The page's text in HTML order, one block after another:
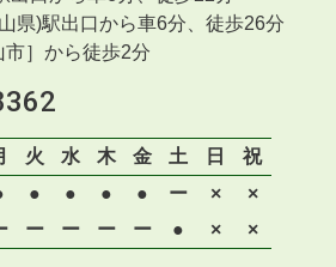
県)駅出口から車6分、徒歩26分
］から徒歩2分
火 水 木 金 土 日
祝
● ● ● ● ー ×
×
ー ー ー ー ● × ×